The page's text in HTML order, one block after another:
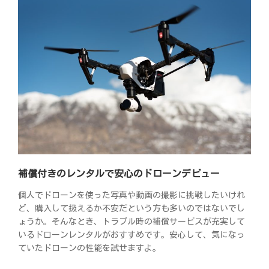
補償付きのレンタルで安心のドローンデビュー
個人でドローンを使った写真や動画の撮影に挑戦したいけれ
ど、購入して扱えるか不安だという方も多いのではないでし
ょうか。そんなとき、トラブル時の補償サービスが充実して
いるドローンレンタルがおすすめです。安心して、気になっ
ていたドローンの性能を試せますよ。